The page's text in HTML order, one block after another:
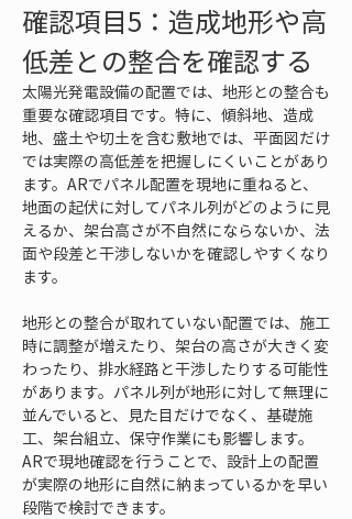
確認項目5：造成地形や高
低差との整合を確認する
太陽光発電設備の配置では、地形との整合も
重要な確認項目です。特に、傾斜地、造成
地、盛土や切土を含む敷地では、平面図だけ
では実際の高低差を把握しにくいことがあり
ます。ARでパネル配置を現地に重ねると、
地面の起伏に対してパネル列がどのように見
えるか、架台高さが不自然にならないか、法
面や段差と干渉しないかを確認しやすくなり
ます。
地形との整合が取れていない配置では、施工
時に調整が増えたり、架台の高さが大きく変
わったり、排水経路と干渉したりする可能性
があります。パネル列が地形に対して無理に
並んでいると、見た目だけでなく、基礎施
工、架台組立、保守作業にも影響します。
ARで現地確認を行うことで、設計上の配置
が実際の地形に自然に納まっているかを早い
段階で検討できます。